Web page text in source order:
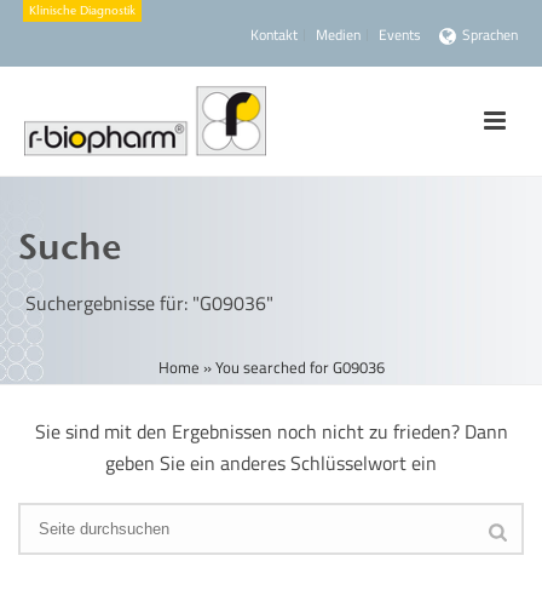
Kontakt Medien Events Sprachen
Suche
Suchergebnisse für: "G09036"
Home »You searched for G09036
Sie sind mit den Ergebnissen noch nicht zu frieden? Dann
geben Sie ein anderes Schlüsselwort ein